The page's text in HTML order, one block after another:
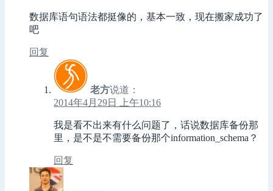
数据库语句语法都挺像的，基本一致，现在搬家成功了
吧
回复
老方说道：
2014年4月29日 上午10:16
我是看不出来有什么问题了，话说数据库备份那
里，是不是不需要备份那个information_schema？
回复